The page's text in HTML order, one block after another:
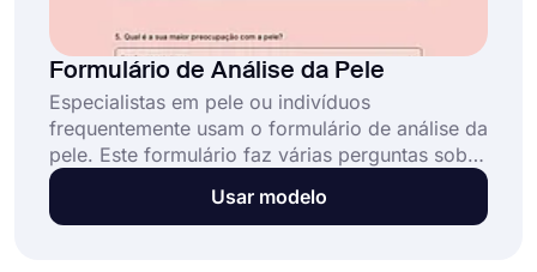
Formulário de Análise da Pele
Especialistas em pele ou indivíduos
frequentemente usam o formulário de análise da
pele. Este formulário faz várias perguntas sobre
a pele para ajudá-lo na análise da pele. Você
pode usar este formulário, projetado para
Usar modelo